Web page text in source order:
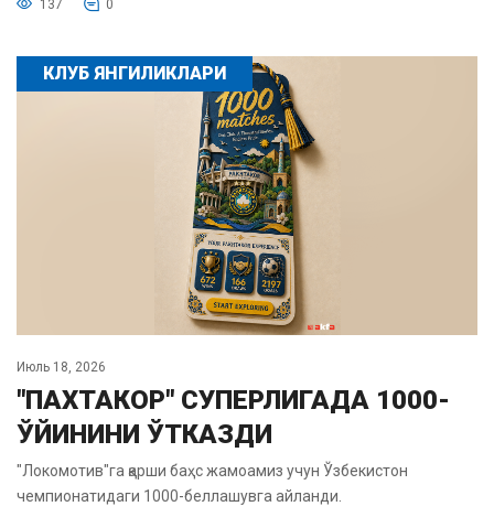
137 0
КЛУБ ЯНГИЛИКЛАРИ
Июль 18, 2026
"ПАХТАКОР" СУПЕРЛИГАДА 1000-
ЎЙИНИНИ ЎТКАЗДИ
"Локомотив"га қарши баҳс жамоамиз учун Ўзбекистон
чемпионатидаги 1000-беллашувга айланди.